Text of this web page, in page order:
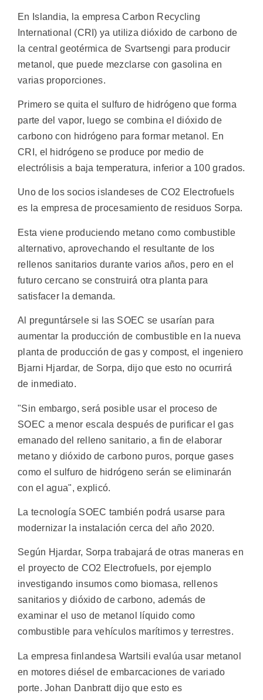
En Islandia, la empresa Carbon Recycling
International (CRI) ya utiliza dióxido de carbono de
la central geotérmica de Svartsengi para producir
metanol, que puede mezclarse con gasolina en
varias proporciones.
Primero se quita el sulfuro de hidrógeno que forma
parte del vapor, luego se combina el dióxido de
carbono con hidrógeno para formar metanol. En
CRI, el hidrógeno se produce por medio de
electrólisis a baja temperatura, inferior a 100 grados.
Uno de los socios islandeses de CO2 Electrofuels
es la empresa de procesamiento de residuos Sorpa.
Esta viene produciendo metano como combustible
alternativo, aprovechando el resultante de los
rellenos sanitarios durante varios años, pero en el
futuro cercano se construirá otra planta para
satisfacer la demanda.
Al preguntársele si las SOEC se usarían para
aumentar la producción de combustible en la nueva
planta de producción de gas y compost, el ingeniero
Bjarni Hjardar, de Sorpa, dijo que esto no ocurrirá
de inmediato.
"Sin embargo, será posible usar el proceso de
SOEC a menor escala después de purificar el gas
emanado del relleno sanitario, a fin de elaborar
metano y dióxido de carbono puros, porque gases
como el sulfuro de hidrógeno serán se eliminarán
con el agua", explicó.
La tecnología SOEC también podrá usarse para
modernizar la instalación cerca del año 2020.
Según Hjardar, Sorpa trabajará de otras maneras en
el proyecto de CO2 Electrofuels, por ejemplo
investigando insumos como biomasa, rellenos
sanitarios y dióxido de carbono, además de
examinar el uso de metanol líquido como
combustible para vehículos marítimos y terrestres.
La empresa finlandesa Wartsili evalúa usar metanol
en motores diésel de embarcaciones de variado
porte. Johan Danbratt dijo que esto es